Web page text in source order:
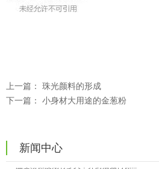
上一篇： 珠光颜料的形成
下一篇： 小身材大用途的金葱粉
新闻中心
温变粉可以做防伪标签、温变防伪吗...
温变粉注塑后表面翻车？粗糙、颗粒...
温变粉保质期有多久？开封后如何保...